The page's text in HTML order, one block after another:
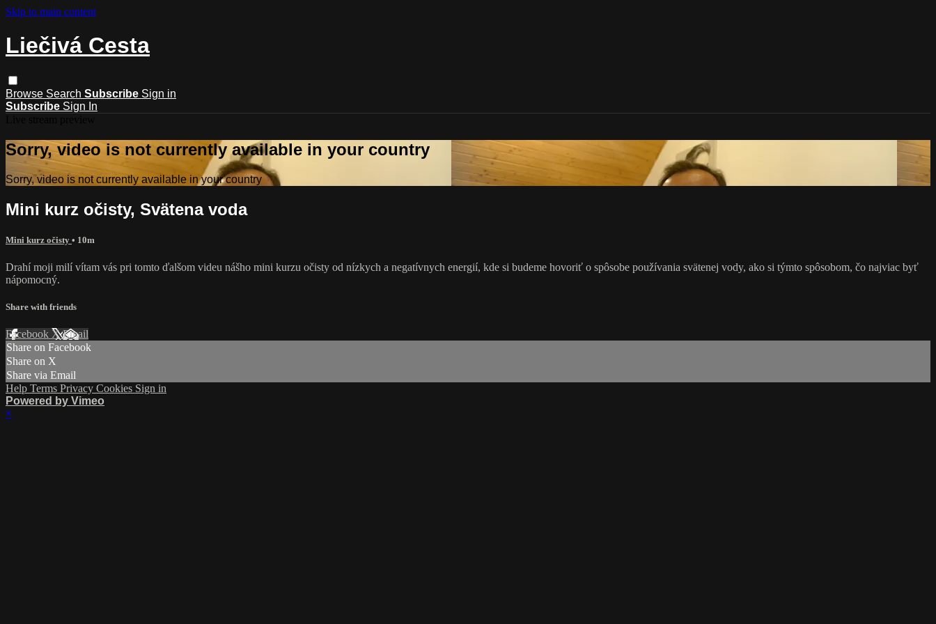
Skip to main content
Liečivá Cesta
Browse Search Subscribe Sign in
Subscribe Sign In
Sorry, video is not currently available in your country
Sorry, video is not currently available in your country
Mini kurz očisty, Svätena voda
Mini kurz očisty • 10m
Drahí moji milí vítam vás pri tomto ďalšom videu nášho mini kurzu očisty od nízkych a negatívnych energií, kde si budeme hovoriť o spôsobe používania svätenej vody, ako si týmto spôsobom, čo najviac byť
nápomocný.
Share with friends
Facebook XEmail
Share on Facebook
Share on X
Share via Email
Help Terms Privacy Cookies Sign in
Powered by Vimeo
×